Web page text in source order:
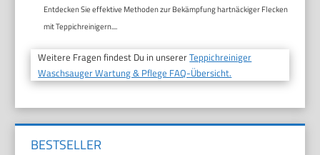
Entdecken Sie effektive Methoden zur Bekämpfung hartnäckiger Flecken
mit Teppichreinigern....
Weitere Fragen findest Du in unsererTeppichreiniger
Waschsauger Wartung & Pflege FAQ-Übersicht.
BESTSELLER